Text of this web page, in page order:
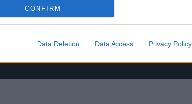
CONFIRM
Data Deletion Data Access Privacy Policy